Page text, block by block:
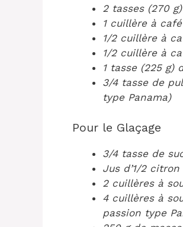
2 tasses (270
1 cuillère à
1/2 cuillère à
1/2 cuillère à
1 tasse (225 g)
3/4 tasse de
type Panama)
Pour le Glaçage
3/4 tasse de
Jus d’1/2
2 cuillères à
4 cuillères à
passion type